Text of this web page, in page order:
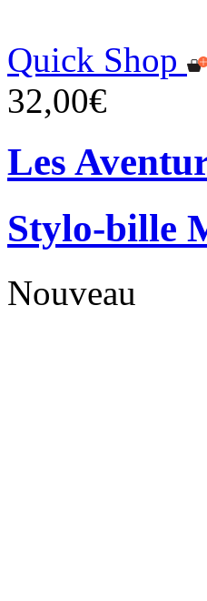
Quick Shop
32,00€
Les
Stylo-bille
Nouveau